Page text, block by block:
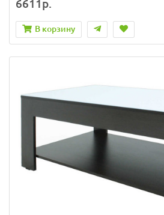
6611р.
В корзину